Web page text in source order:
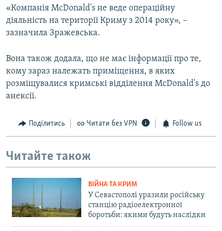
«Компанія McDonald's не веде операційну
діяльність на території Криму з 2014 року», –
зазначила Зражевська.
Вона також додала, що не має інформації про те,
кому зараз належать приміщення, в яких
розміщувалися кримські відділення McDonald's до
анексії.
Поділитись Читати без VPN Follow us
Читайте також
ВІЙНА ТА КРИМ
У Севастополі уразили російську
станцію радіоелектронної
боротьби: якими будуть наслідки